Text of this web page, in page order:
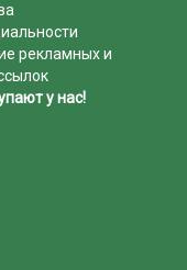
рекламных и
у нас!